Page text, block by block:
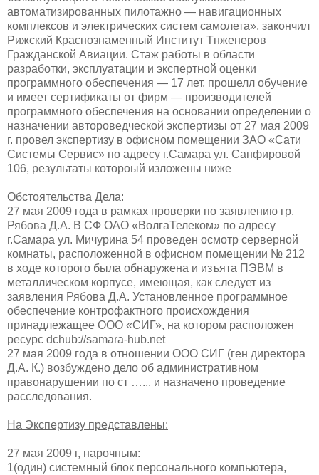
автоматизированных пилотажно — навигационных
комплексов и электрических систем самолета», закончил
Рижский Краснознаменный Институт Тнженеров
Гражданской Авиации. Стаж работы в области
разработки, эксплуатации и экспертной оценки
программного обеспечения — 17 лет, прошелл обучение
и имеет сертификаты от фирм — производителей
программного обеспечения на основании определении о
назначении автороведческой экспертизы от 27 мая 2009
г. провел экспертизу в офисном помещении ЗАО «Сати
Системы Сервис» по адресу г.Самара ул. Санфировой
106, результаты котороый изложены ниже
Обстоятельства Дела:
27 мая 2009 года в рамках проверки по заявлению гр.
Рябова Д.А. В СФ ОАО «ВолгаТелеком» по адресу
г.Самара ул. Мичурина 54 проведен осмотр серверной
комнаты, расположенной в офисном помещении № 212
в ходе которого была обнаружена и изъята ПЭВМ в
металлическом корпусе, имеющая, как следует из
заявления Рябова Д.А. Установленное программное
обеспечение контрофактного происхождения
принадлежащее ООО «СИГ», на котором расположен
ресурс dchub://samara-hub.net
27 мая 2009 года в отношении ООО СИГ (ген директора
Д.А. К.) возбуждено дело об административном
правонарушении по ст …... и назначено проведение
расследования.
На Экспертизу представлены:
27 мая 2009 г, нарочным:
1(один) системный блок персонального компьютера,